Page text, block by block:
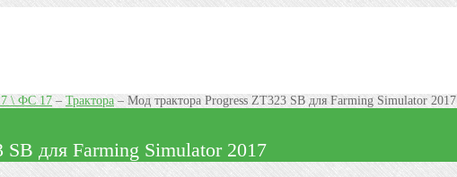
\ ФС 17– Трактора– Мод трактора Progress ZT323 SB для Farming Simulator 2017
для Farming Simulator 2017